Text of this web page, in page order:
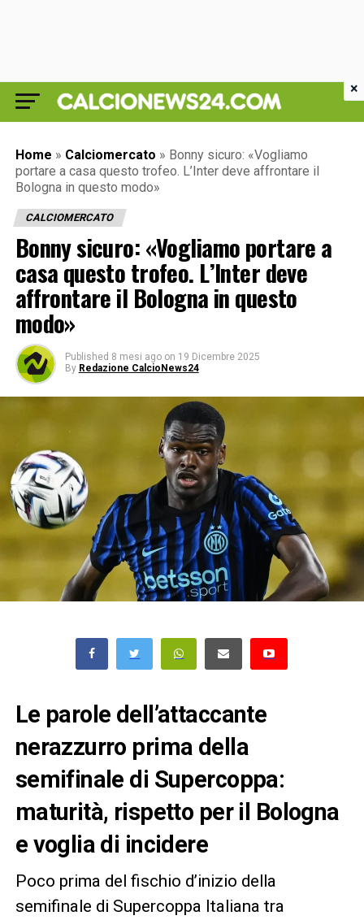
Home » Calciomercato » Bonny sicuro: «Vogliamo
portare a casa questo trofeo. L’Inter deve affrontare il
Bologna in questo modo»
CALCIOMERCATO
Bonny sicuro: «Vogliamo portare a
casa questo trofeo. L’Inter deve
affrontare il Bologna in questo
modo»
Published 8 mesi ago on 19 Dicembre 2025
By Redazione CalcioNews24
Le parole dell’attaccante
nerazzurro prima della
semifinale di Supercoppa:
maturità, rispetto per il Bologna
e voglia di incidere
Poco prima del fischio d’inizio della
semifinale di Supercoppa Italiana tra
×